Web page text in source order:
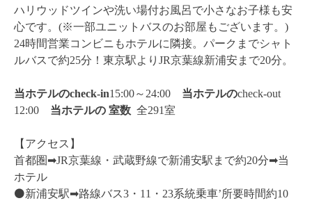
ハリウッドツインや洗い場付お風呂で小さなお子様も安
心です。(※一部ユニットバスのお部屋もございます。)
24時間営業コンビニもホテルに隣接。パークまでシャト
ルバスで約25分！東京駅よりJR京葉線新浦安まで20分。
当ホテルのcheck-in15:00～24:00 当ホテルのcheck-out
12:00 当ホテルの 室数 全291室
【アクセス】
首都圏➡︎JR京葉線・武蔵野線で新浦安駅まで約20分➡︎当
ホテル
⚫️新浦安駅➡︎路線バス3・11・23系統乗車’所要時間約10